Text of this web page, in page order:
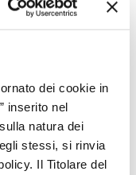
dei cookie in
” inserito nel
natura dei
stessi, si rinvia
Il Titolare del